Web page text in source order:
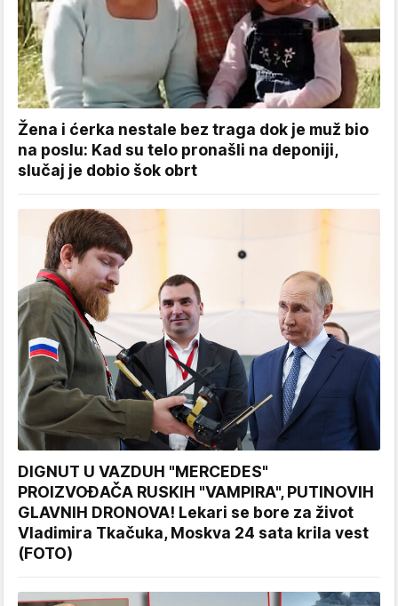
Žena i ćerka nestale bez traga dok je muž bio
na poslu: Kad su telo pronašli na deponiji,
slučaj je dobio šok obrt
DIGNUT U VAZDUH "MERCEDES"
PROIZVOĐAČA RUSKIH "VAMPIRA", PUTINOVIH
GLAVNIH DRONOVA! Lekari se bore za život
Vladimira Tkačuka, Moskva 24 sata krila vest
(FOTO)